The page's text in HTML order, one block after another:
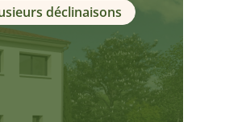
déclinaisons